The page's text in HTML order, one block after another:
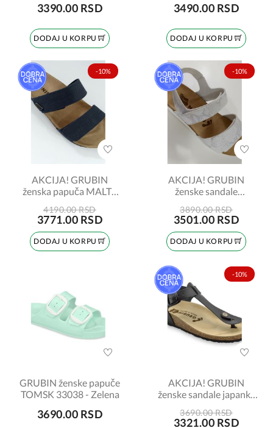
3390.00 RSD
DODAJ U KORPU
3490.00 RSD
DODAJ U KORPU
-10%
AKCIJA! GRUBIN
ženska papuča MALTA
4190.00 RSD
3771.00 RSD
DODAJ U KORPU
-10%
AKCIJA! GRUBIN
ženske sandale
sivo-bela zmija broj 37
3890.00 RSD
3501.00 RSD
DODAJ U KORPU
GRUBIN ženske papuče
TOMSK 33038 - Zelena
3690.00 RSD
-10%
AKCIJA! GRUBIN
ženske sandale japanke
broj:37
3690.00 RSD
3321.00 RSD